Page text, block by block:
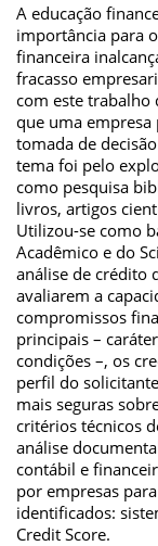
A educação
importância para
financeira
fracasso
com este trabalho
que uma
tomada de
tema foi pelo
como pesquisa
livros, artigos
Utilizou-se como
Acadêmico e do
análise de crédito
avaliarem a
compromissos
principais –
condições –, os
perfil do
mais seguras
critérios técnicos
análise
contábil e
por empresas
identificados:
Credit Score.